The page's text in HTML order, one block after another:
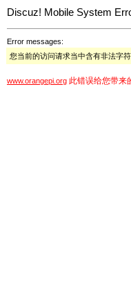
Discuz! Mobile System
Error messages:
您当前的访问请求当中含有非法字
www.orangepi.org 此错误给您带来